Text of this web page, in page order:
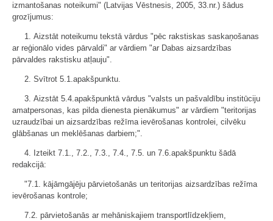
izmantošanas noteikumi" (Latvijas Vēstnesis, 2005, 33.nr.) šādus
grozījumus:
1. Aizstāt noteikumu tekstā vārdus "pēc rakstiskas saskaņošanas
ar reģionālo vides pārvaldi" ar vārdiem "ar Dabas aizsardzības
pārvaldes rakstisku atļauju".
2. Svītrot 5.1.apakšpunktu.
3. Aizstāt 5.4.apakšpunktā vārdus "valsts un pašvaldību institūciju
amatpersonas, kas pilda dienesta pienākumus" ar vārdiem "teritorijas
uzraudzībai un aizsardzības režīma ievērošanas kontrolei, cilvēku
glābšanas un meklēšanas darbiem;".
4. Izteikt 7.1., 7.2., 7.3., 7.4., 7.5. un 7.6.apakšpunktu šādā
redakcijā:
"7.1. kājāmgājēju pārvietošanās un teritorijas aizsardzības režīma
ievērošanas kontrole;
7.2. pārvietošanās ar mehāniskajiem transportlīdzekļiem,